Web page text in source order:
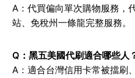
A：代買偏向單次購物服務，
站、免稅州一條龍完整服務。
Q：黑五美國代刷適合哪些人
A：適合台灣信用卡常被擋刷